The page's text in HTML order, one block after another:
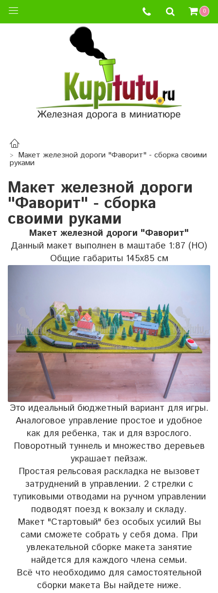
0
Макет железной дороги "Фаворит" - сборка своими
руками
Макет железной дороги
"Фаворит" - сборка
своими руками
Макет железной дороги "Фаворит"
Данный макет выполнен в маштабе 1:87 (НО)
Общие габариты 145х85 см
Это идеальный бюджетный вариант для игры.
Аналоговое управление простое и удобное
как для ребенка, так и для взрослого.
Поворотный туннель и множество деревьев
украшает пейзаж.
Простая рельсовая раскладка не вызовет
затруднений в управлении. 2 стрелки с
тупиковыми отводами на ручном управлении
подводят поезд к вокзалу и складу.
Макет "Стартовый" без особых усилий Вы
сами сможете собрать у себя дома. При
увлекательной сборке макета занятие
найдется для каждого члена семьи.
Всё что необходимо для самостоятельной
сборки макета Вы найдете ниже.